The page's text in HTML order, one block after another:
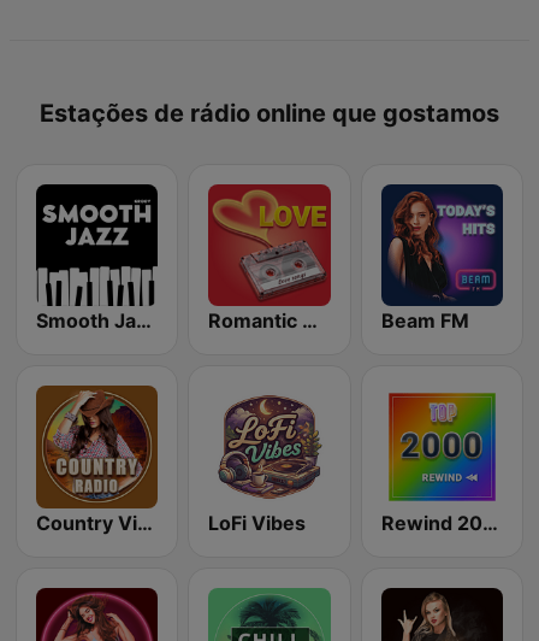
Estações de rádio online que gostamos
Smooth Jazz - Groov Romantic Vibes Beam FM
Country Vibes LoFi Vibes Rewind 2000's